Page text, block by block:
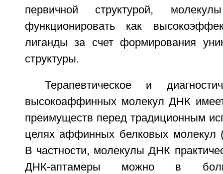
первичной структурой,
функционировать как
лиганды за счет формирования
структуры.
Терапевтическое и
высокоаффинных молекул ДНК
преимуществ перед традиционным
целях аффинных белковых молекул
В частности, молекулы ДНК
ДНК-аптамеры можно в